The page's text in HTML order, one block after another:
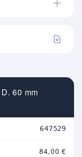
60 mm
647529
84,00 €